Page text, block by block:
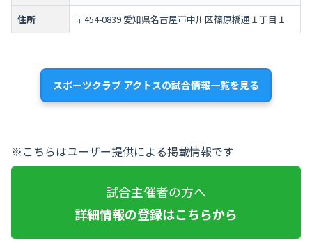
住所 〒454-0839 愛知県名古屋市中川区篠原橋通１丁目１
スポーツクラブ アクトスの試合情報一覧を見る
※こちらはユーザー提供による掲載情報です
試合主催者の方へ
詳細情報の登録はこちらから